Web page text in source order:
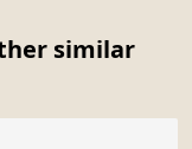
similar